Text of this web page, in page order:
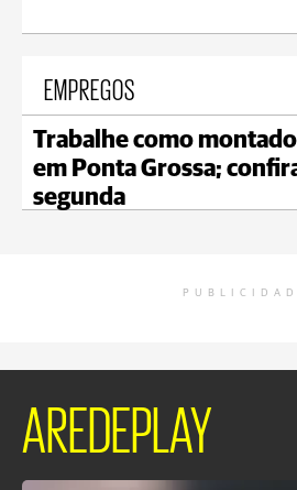
EMPREGOS
Trabalhe como
em Ponta Grossa;
segunda
AREDEPLAY